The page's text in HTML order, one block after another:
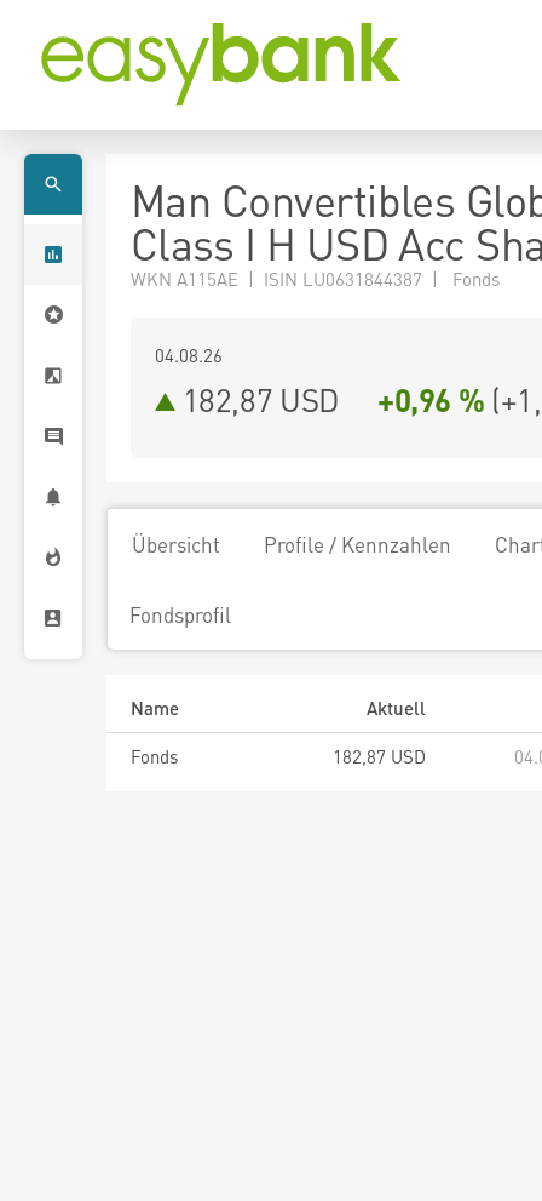
Man Convertibles
Class I H USD Acc
WKN A115AE | ISIN LU0631844387 | Fonds
04.08.26
182,87 USD +0,96 % (
Übersicht Profile / Kennzahlen
Fondsprofil
Name
Aktuell
Fonds
182,87 USD